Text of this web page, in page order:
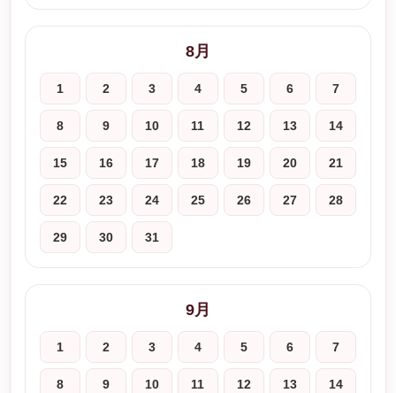
8月
1 2 3 4 5 6 7
8 9 10 11 12 13 14
15 16 17 18 19 20 21
22 23 24 25 26 27 28
29 30 31
9月
1 2 3 4 5 6 7
8 9 10 11 12 13 14